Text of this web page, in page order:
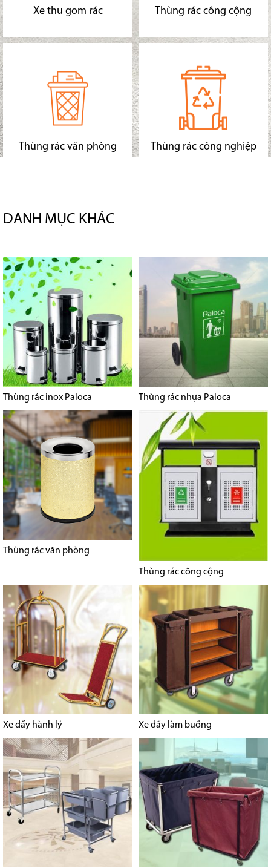
Xe thu gom rác Thùng rác công cộng
Thùng rác văn phòng Thùng rác công nghiệp
DANH MỤC KHÁC
Thùng rác inox Paloca Thùng rác nhựa Paloca
Thùng rác văn phòng
Thùng rác công cộng
Xe đẩy hành lý Xe đẩy làm buồng